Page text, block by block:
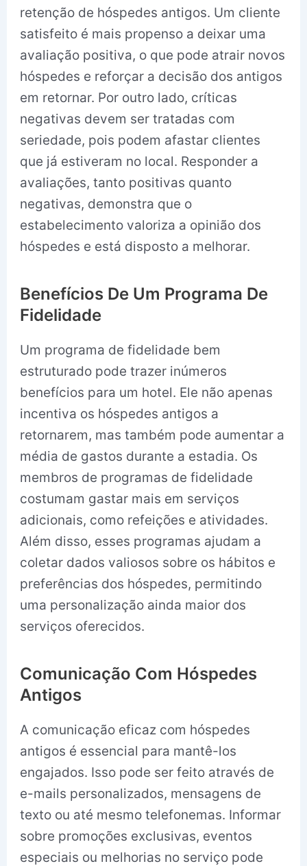
retenção de hóspedes antigos. Um cliente
satisfeito é mais propenso a deixar uma
avaliação positiva, o que pode atrair novos
hóspedes e reforçar a decisão dos antigos
em retornar. Por outro lado, críticas
negativas devem ser tratadas com
seriedade, pois podem afastar clientes
que já estiveram no local. Responder a
avaliações, tanto positivas quanto
negativas, demonstra que o
estabelecimento valoriza a opinião dos
hóspedes e está disposto a melhorar.
Benefícios De Um Programa De
Fidelidade
Um programa de fidelidade bem
estruturado pode trazer inúmeros
benefícios para um hotel. Ele não apenas
incentiva os hóspedes antigos a
retornarem, mas também pode aumentar a
média de gastos durante a estadia. Os
membros de programas de fidelidade
costumam gastar mais em serviços
adicionais, como refeições e atividades.
Além disso, esses programas ajudam a
coletar dados valiosos sobre os hábitos e
preferências dos hóspedes, permitindo
uma personalização ainda maior dos
serviços oferecidos.
Comunicação Com Hóspedes
Antigos
A comunicação eficaz com hóspedes
antigos é essencial para mantê-los
engajados. Isso pode ser feito através de
e-mails personalizados, mensagens de
texto ou até mesmo telefonemas. Informar
sobre promoções exclusivas, eventos
especiais ou melhorias no serviço pode